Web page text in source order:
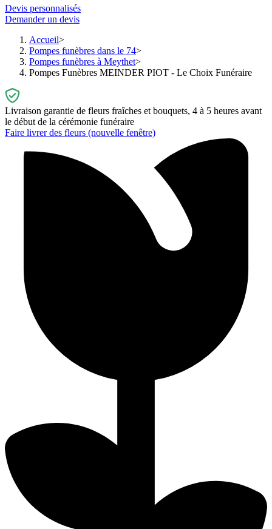
Devis personnalisés
Demander un devis
Accueil
Pompes funèbres dans le 74
Pompes funèbres à Meythet
Pompes Funèbres MEINDER PIOT - Le Choix Funéraire
Livraison garantie de fleurs fraîches et bouquets, 4 à 5 heures avant
le début de la cérémonie funéraire
Faire livrer des fleurs (nouvelle fenêtre)